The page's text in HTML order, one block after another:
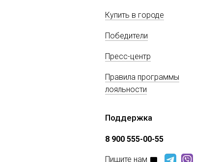
Купить в городе
Победители
Пресс-центр
Правила программы
лояльности
Поддержка
8 900 555-00-55
Пишите нам